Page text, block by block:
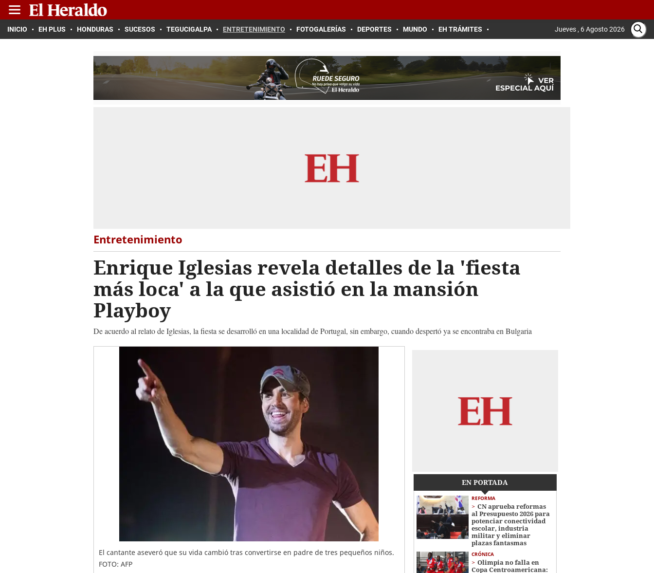
INICIO EH PLUS HONDURAS SUCESOS TEGUCIGALPA ENTRETENIMIENTO FOTOGALERÍAS DEPORTES MUNDO EH TRÁMITES Jueves , 6 Agosto 2026
Entretenimiento
Enrique Iglesias revela detalles de la 'fiesta
más loca' a la que asistió en la mansión
Playboy
De acuerdo al relato de Iglesias, la fiesta se desarrolló en una localidad de Portugal, sin embargo, cuando despertó ya se encontraba en Bulgaria
El cantante aseveró que su vida cambió tras convertirse en padre de tres pequeños niños.
FOTO: AFP
EN PORTADA
REFORMA
CN aprueba reformas
al Presupuesto 2026 para
potenciar conectividad
escolar, industria
militar y eliminar
plazas fantasmas
CRÓNICA
Olimpia no falla en
Copa Centroamericana: